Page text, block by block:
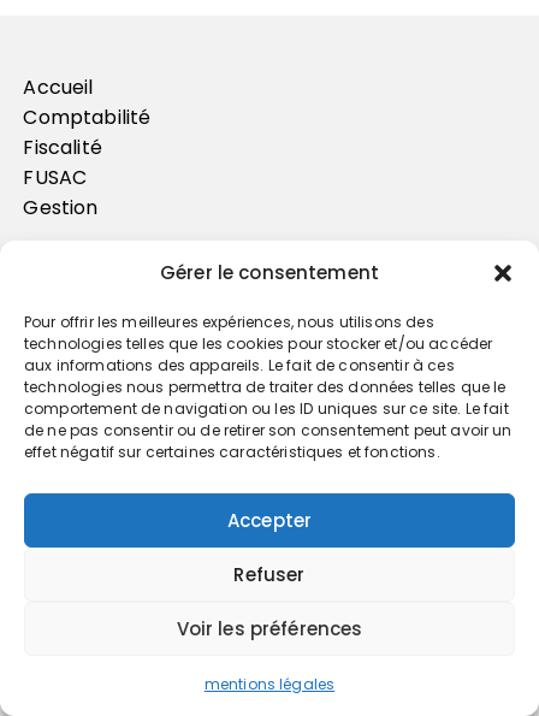
Gérer le consentement
Pour offrir les meilleures expériences, nous utilisons des
technologies telles que les cookies pour stocker et/ou accéder
aux informations des appareils. Le fait de consentir à ces
technologies nous permettra de traiter des données telles que le
comportement de navigation ou les ID uniques sur ce site. Le fait
de ne pas consentir ou de retirer son consentement peut avoir un
effet négatif sur certaines caractéristiques et fonctions.
Accepter
Refuser
Voir les préférences
mentions légales
Accueil
Comptabilité
Fiscalité
FUSAC
Gestion
IT-Marketing
Patrimoine